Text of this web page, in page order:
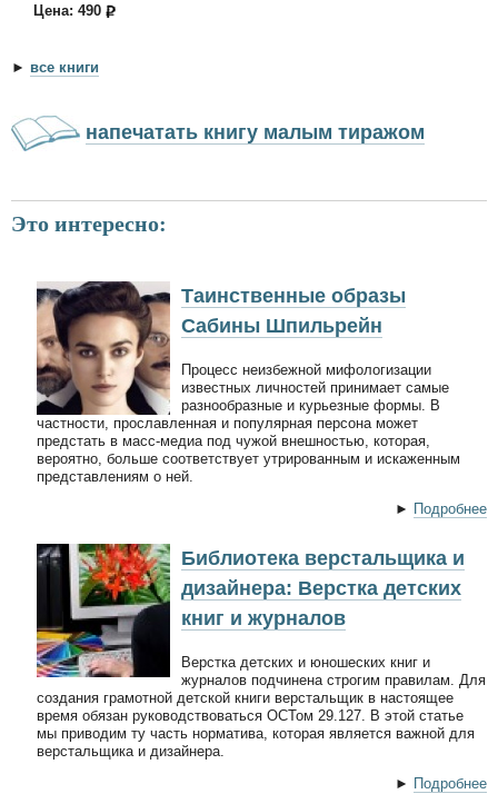
Цена: 490
► все книги
напечатать книгу малым тиражом
Это интересно:
Таинственные образы
Сабины Шпильрейн
Процесс неизбежной мифологизации
известных личностей принимает самые
разнообразные и курьезные формы. В
частности, прославленная и популярная персона может
предстать в масс-медиа под чужой внешностью, которая,
вероятно, больше соответствует утрированным и искаженным
представлениям о ней.
► Подробнее
Библиотека верстальщика и
дизайнера: Верстка детских
книг и журналов
Верстка детских и юношеских книг и
журналов подчинена строгим правилам. Для
создания грамотной детской книги верстальщик в настоящее
время обязан руководствоваться ОСТом 29.127. В этой статье
мы приводим ту часть норматива, которая является важной для
верстальщика и дизайнера.
► Подробнее